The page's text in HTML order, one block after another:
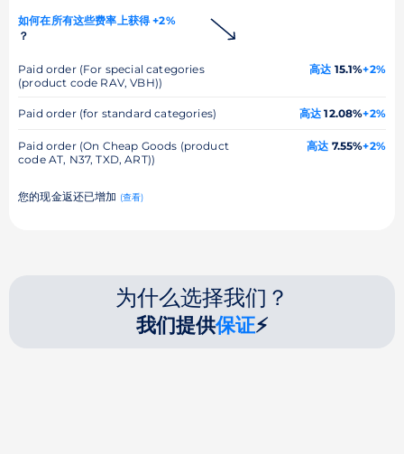
如何在所有这些费率上获得 +2%
？
Paid order (For special categories
(product code RAV, VBH))
高达 15.1%+2%
Paid order (for standard categories) 高达 12.08%+2%
Paid order (On Cheap Goods (product
code AT, N37, TXD, ART))
高达 7.55%+2%
您的现金返还已增加 (查看)
为什么选择我们？
我们提供保证⚡